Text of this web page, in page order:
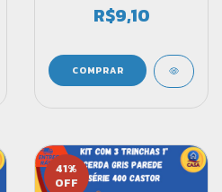
R$9,10
41%
OFF